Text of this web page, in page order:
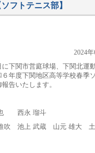
フトテニス部】
2024
下関市営庭球場、下関北運
年度下関地区高等学校春季
告いたします。
西永 瑠斗
池上 武蔵 山元 雄大 土